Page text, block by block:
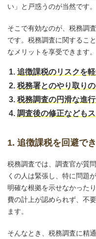
い」と戸惑うのが当然です。
そこで有効なのが、税務調
です。税務調査に関するこ
なメリットを享受できます。
追徴課税のリスクを
税務署とのやり取り
税務調査の円滑な進
調査後の修正なども
1. 追徴課税を回避で
税務調査では、調査官が質
くの人は緊張し、特に問題
明確な根拠を示せなかった
費の計上が認められず、不
ます。
そんなとき、税務調査に精